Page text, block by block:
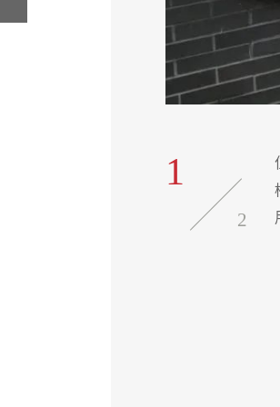
1
2